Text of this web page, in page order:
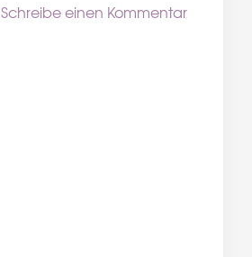
Schreibe einen Kommentar